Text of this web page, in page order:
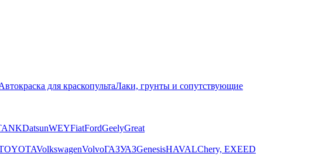
для краскопультаЛаки, грунты и сопутствующие
DatsunWEYFiatFordGeelyGreat
VolkswagenVolvoГАЗУАЗGenesisHAVALChery, EXEED